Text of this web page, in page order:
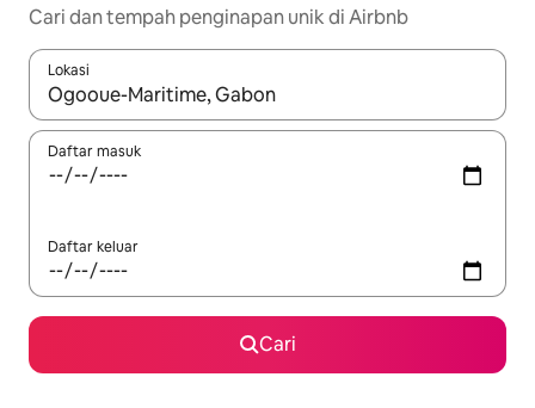
Cari dan tempah penginapan unik di Airbnb
Lokasi
Apabila hasil tersedia, navigasi dengan kekunci anak panah
Daftar masuk
Daftar keluar
Cari